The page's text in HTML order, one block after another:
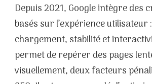
Depuis 2021, Google intègre des
basés sur l’expérience utilisateur
chargement, stabilité et
permet de repérer des pages
visuellement, deux facteurs